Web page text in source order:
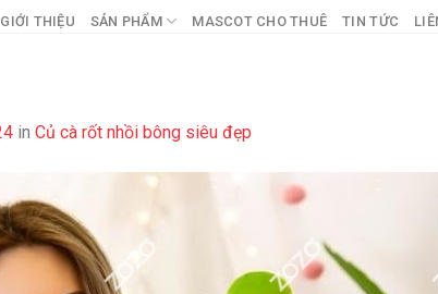
GIỚI THIỆU SẢN PHẨM MASCOT CHO THUÊ TIN TỨC
in Củ cà rốt nhồi bông siêu đẹp